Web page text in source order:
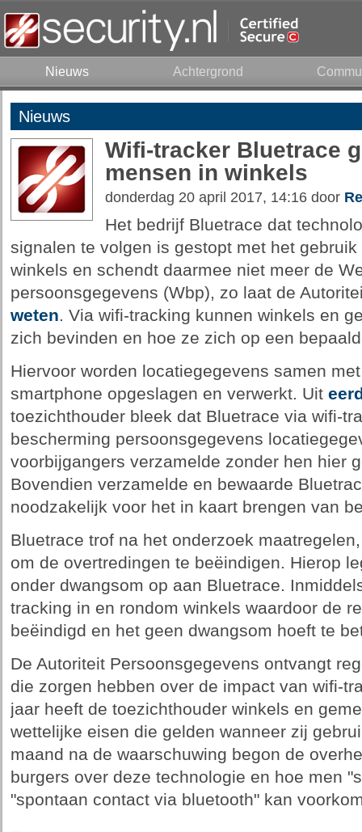
Nieuws Achtergrond
Nieuws
Wifi-tracker Bluetrace
mensen in winkels
donderdag 20 april 2017, 14:16 door
Het bedrijf Bluetrace dat
signalen te volgen is gestopt met het
winkels en schendt daarmee niet meer de
persoonsgegevens (Wbp), zo laat de
weten. Via wifi-tracking kunnen winkels en
zich bevinden en hoe ze zich op een
Hiervoor worden locatiegegevens samen
smartphone opgeslagen en verwerkt. Uit
toezichthouder bleek dat Bluetrace via wifi-
bescherming persoonsgegevens
voorbijgangers verzamelde zonder hen hier
Bovendien verzamelde en bewaarde
noodzakelijk voor het in kaart brengen van
Bluetrace trof na het onderzoek
om de overtredingen te beëindigen. Hierop
onder dwangsom op aan Bluetrace.
tracking in en rondom winkels waardoor de
beëindigd en het geen dwangsom hoeft te
De Autoriteit Persoonsgegevens ontvangt
die zorgen hebben over de impact van wifi-
jaar heeft de toezichthouder winkels en
wettelijke eisen die gelden wanneer zij
maand na de waarschuwing begon de
burgers over deze technologie en hoe men
"spontaan contact via bluetooth" kan